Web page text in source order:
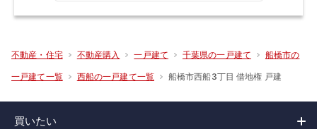
不動産・住宅 不動産購入 一戸建て 千葉県の一戸建て 船橋市の
一戸建て一覧 西船の一戸建て一覧 船橋市西船3丁目 借地権 戸建
買いたい